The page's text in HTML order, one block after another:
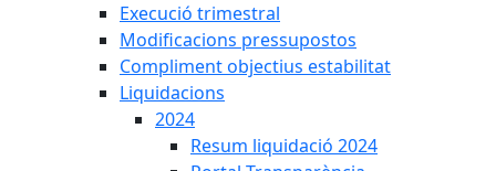
Execució trimestral
Modificacions pressupostos
Compliment objectius estabilitat
Liquidacions
2024
Resum liquidació 2024